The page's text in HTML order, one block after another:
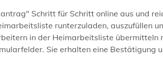
Schritt für Schritt online aus und
runterzuladen, auszufüllen
in der Heimarbeitsliste übermitteln
Sie erhalten eine Bestätigung